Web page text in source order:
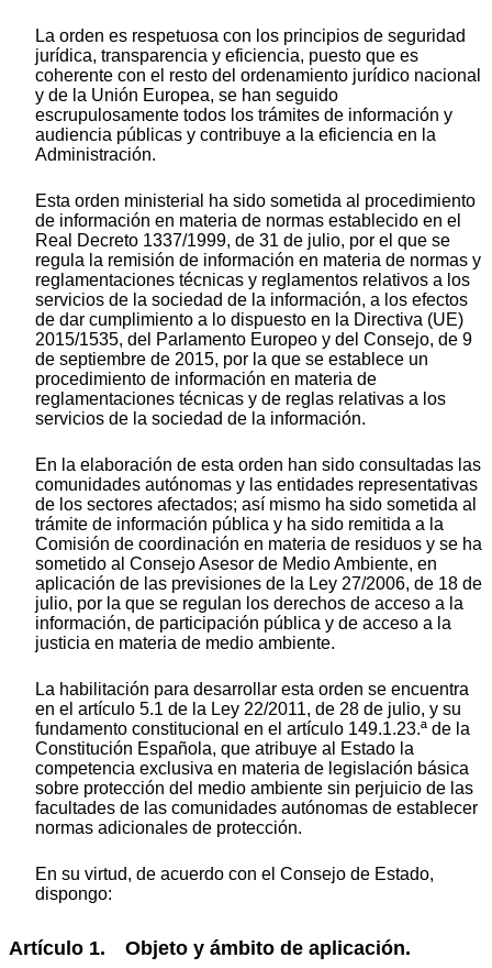
La orden es respetuosa con los principios de seguridad
jurídica, transparencia y eficiencia, puesto que es
coherente con el resto del ordenamiento jurídico nacional
y de la Unión Europea, se han seguido
escrupulosamente todos los trámites de información y
audiencia públicas y contribuye a la eficiencia en la
Administración.
Esta orden ministerial ha sido sometida al procedimiento
de información en materia de normas establecido en el
Real Decreto 1337/1999, de 31 de julio, por el que se
regula la remisión de información en materia de normas y
reglamentaciones técnicas y reglamentos relativos a los
servicios de la sociedad de la información, a los efectos
de dar cumplimiento a lo dispuesto en la Directiva (UE)
2015/1535, del Parlamento Europeo y del Consejo, de 9
de septiembre de 2015, por la que se establece un
procedimiento de información en materia de
reglamentaciones técnicas y de reglas relativas a los
servicios de la sociedad de la información.
En la elaboración de esta orden han sido consultadas las
comunidades autónomas y las entidades representativas
de los sectores afectados; así mismo ha sido sometida al
trámite de información pública y ha sido remitida a la
Comisión de coordinación en materia de residuos y se ha
sometido al Consejo Asesor de Medio Ambiente, en
aplicación de las previsiones de la Ley 27/2006, de 18 de
julio, por la que se regulan los derechos de acceso a la
información, de participación pública y de acceso a la
justicia en materia de medio ambiente.
La habilitación para desarrollar esta orden se encuentra
en el artículo 5.1 de la Ley 22/2011, de 28 de julio, y su
fundamento constitucional en el artículo 149.1.23.ª de la
Constitución Española, que atribuye al Estado la
competencia exclusiva en materia de legislación básica
sobre protección del medio ambiente sin perjuicio de las
facultades de las comunidades autónomas de establecer
normas adicionales de protección.
En su virtud, de acuerdo con el Consejo de Estado,
dispongo:
Artículo 1. Objeto y ámbito de aplicación.